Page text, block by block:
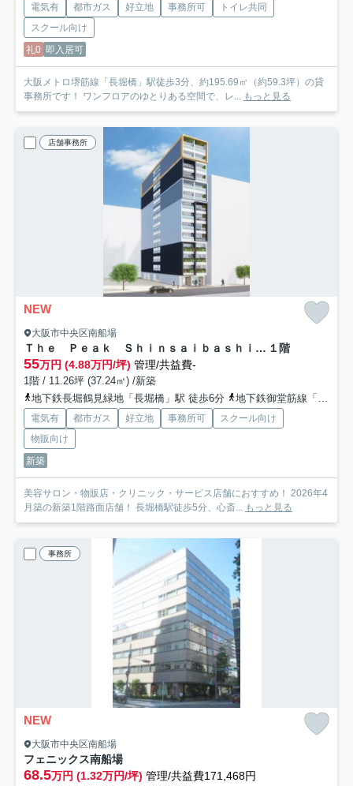
電気有 都市ガス 好立地 事務所可
トイレ共同
スクール向け
礼0 即入居可
大阪メトロ堺筋線「長堀橋」駅徒歩3分、約195.69㎡（約59.3坪）の貸
事務所です！ ワンフロアのゆとりある空間で、レ... もっと見る
店舗事務所
NEW
大阪市中央区南船場
Ｔｈｅ Ｐｅａｋ Ｓｈｉｎｓａｉｂａｓｈｉ Ｊｅｗｅｌ １階
55万円 (4.88万円/坪) 管理/共益費-
1階 / 11.26坪 (37.24㎡) /新築
地下鉄長堀鶴見緑地「長堀橋」駅 徒歩6分
地下鉄御堂筋線「心斎橋」駅 徒歩8分
電気有 都市ガス 好立地 事務所可
スクール向け
物販向け
新築
美容サロン・物販店・クリニック・サービス店舗におすすめ！ 2026年4
月築の新築1階路面店舗！ 長堀橋駅徒歩5分、心斎... もっと見る
事務所
NEW
大阪市中央区南船場
フェニックス南船場
68.5万円 (1.32万円/坪) 管理/共益費171,468円